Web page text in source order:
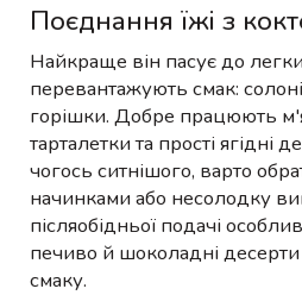
Поєднання їжі з
Найкраще він пасує до
перевантажують смак:
горішки. Добре працюють
тарталетки та прості ягідні
чогось ситнішого, варто
начинками або несолодку
післяобідньої подачі
печиво й шоколадні десерти
смаку.